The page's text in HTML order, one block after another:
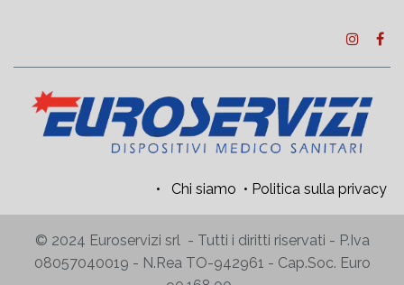
• Chi siamo • Politica sulla privacy
© 2024 Euroservizi srl - Tutti i diritti riservati - P.Iva
08057040019 - N.Rea TO-942961 - Cap.Soc. Euro